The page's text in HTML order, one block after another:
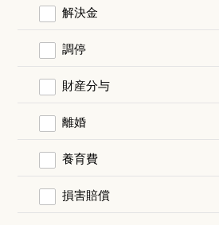
解決金
調停
財産分与
離婚
養育費
損害賠償